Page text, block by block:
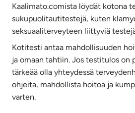
Kaalimato.comista löydät kotona
sukupuolitautitestejä, kuten
seksuaaliterveyteen liittyviä
Kotitesti antaa mahdollisuuden
ja omaan tahtiin. Jos testitulos on
tärkeää olla yhteydessä
ohjeita, mahdollista hoitoa ja
varten.